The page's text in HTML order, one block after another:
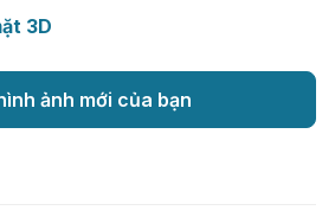
3D
ảnh mới của bạn